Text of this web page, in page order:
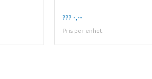
??? -,--
Pris per enhet